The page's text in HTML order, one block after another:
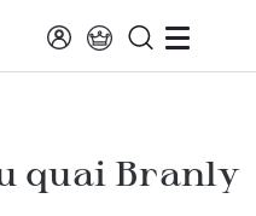
ACTUALITÉS
quai Branly